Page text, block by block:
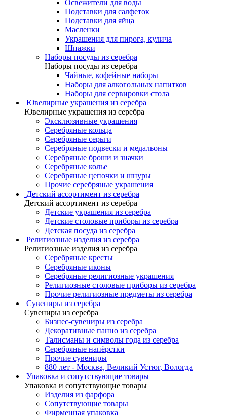
Освежители для воды
Подставки для салфеток
Подставки для яйца
Масленки
Украшения для пирога, кулича
Шпажки
Наборы посуды из серебра
Наборы посуды из серебра
Чайные, кофейные наборы
Наборы для алкогольных напитков
Наборы для сервировки стола
Ювелирные украшения из серебра
Ювелирные украшения из серебра
Эксклюзивные украшения
Серебряные кольца
Серебряные серьги
Серебряные подвески и медальоны
Серебряные броши и значки
Серебряные колье
Серебряные цепочки и шнуры
Прочие серебряные украшения
Детский ассортимент из серебра
Детский ассортимент из серебра
Детские украшения из серебра
Детские столовые приборы из серебра
Детская посуда из серебра
Религиозные изделия из серебра
Религиозные изделия из серебра
Серебряные кресты
Серебряные иконы
Серебряные религиозные украшения
Религиозные столовые приборы из серебра
Прочие религиозные предметы из серебра
Сувениры из серебра
Сувениры из серебра
Бизнес-сувениры из серебра
Декоративные панно из серебра
Талисманы и символы года из серебра
Серебряные напёрстки
Прочие сувениры
880 лет - Москва, Великий Устюг, Вологда
Упаковка и сопутствующие товары
Упаковка и сопутствующие товары
Изделия из фарфора
Сопутствующие товары
Фирменная упаковка